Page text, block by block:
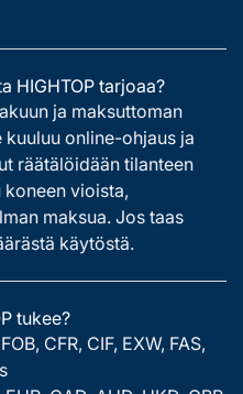
HIGHTOP tarjoaa?
ja maksuttoman
online-ohjaus ja
räätälöidään tilanteen
vioista,
maksua. Jos taas
käytöstä.
tukee?
CFR, CIF, EXW, FAS,